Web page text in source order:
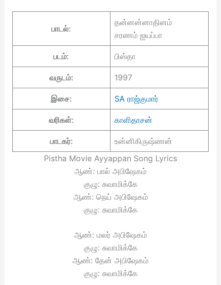
பாடல்:
தன்னன்னாதினம்
சரணம் ஐயப்பா
படம்: பிஸ்தா
வருடம்: 1997
இசை: SA ராஜ்குமார்
வரிகள்: காளிதாசன்
பாடகர்:
உன்னிகிருஷ்ணன்
Pistha Movie Ayyappan Song Lyrics
ஆண்: பால் அபிஷேகம்
குழு: சுவாமிக்கே
ஆண்: நெய் அபிஷேகம்
குழு: சுவாமிக்கே
ஆண்: மலர் அபிஷேகம்
குழு: சுவாமிக்கே
ஆண்: தேன் அபிஷேகம்
குழு: சுவாமிக்கே